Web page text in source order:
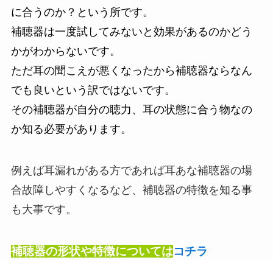
に合うのか？という所です。
補聴器は一度試してみないと効果があるのかどう
かがわからないです。
ただ耳の聞こえが悪くなったから補聴器ならなん
でも良いという訳ではないです。
その補聴器が自分の聴力、耳の状態に合う物なの
か知る必要があります。
例えば耳漏れがある方であれば耳あな補聴器の場
合故障しやすくなるなど、補聴器の特徴を知る事
も大事です。
補聴器の形状や特徴についてはコチラ